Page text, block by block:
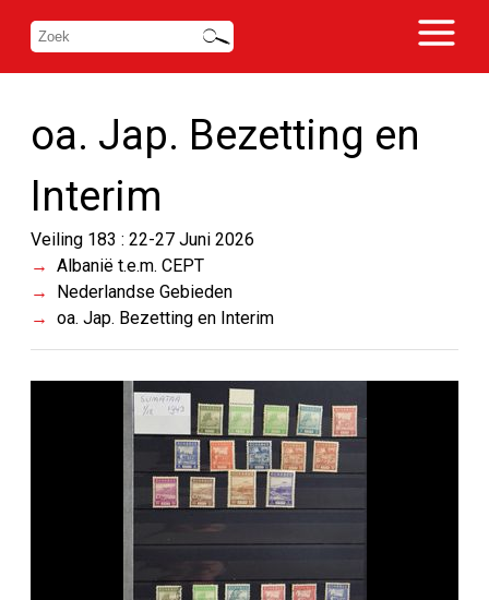
oa. Jap. Bezetting en
Interim
Veiling 183 : 22-27 Juni 2026
Albanië t.e.m. CEPT
Nederlandse Gebieden
oa. Jap. Bezetting en Interim